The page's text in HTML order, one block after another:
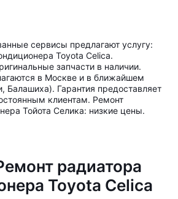
сервисы предлагают услугу:
Toyota Celica.
запчасти в наличии.
в Москве и в ближайшем
Балашиха). Гарантия предоставляет
клиентам. Ремонт
Тойота Селика: низкие цены.
радиатора
Toyota Celica